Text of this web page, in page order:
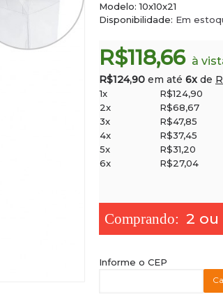
Modelo:10x10x21
Disponibilidade: Em
R$118,66 à
R$124,90 em até 6x de
1x R$124,90
2x
R$68,67
3x
R$47,85
4x
R$37,45
5x
R$31,20
6x
R$27,04
2 ou
Informe o CEP